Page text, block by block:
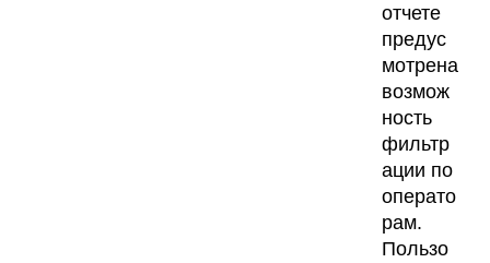
отчете
предус
мотрена
возмож
ность
фильтр
ации по
операто
рам.
Пользо